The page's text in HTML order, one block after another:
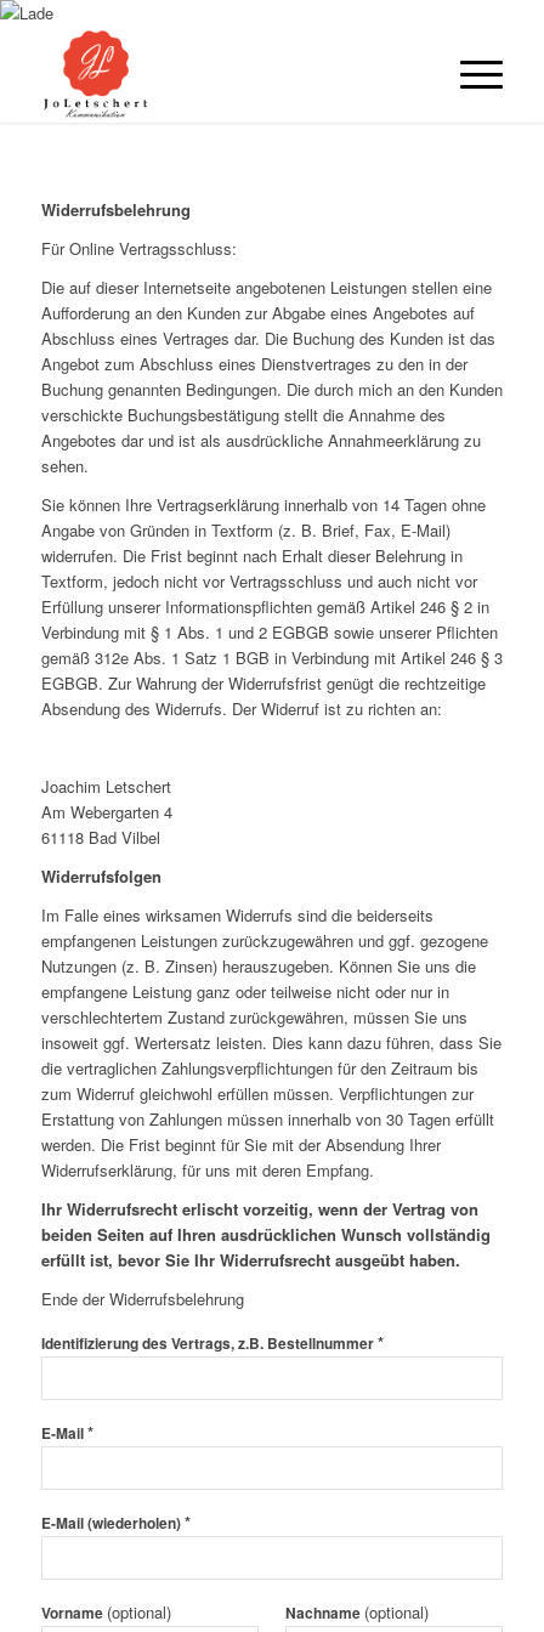
Widerrufsbelehrung
Für Online Vertragsschluss:
Die auf dieser Internetseite angebotenen Leistungen stellen eine
Aufforderung an den Kunden zur Abgabe eines Angebotes auf
Abschluss eines Vertrages dar. Die Buchung des Kunden ist das
Angebot zum Abschluss eines Dienstvertrages zu den in der
Buchung genannten Bedingungen. Die durch mich an den Kunden
verschickte Buchungsbestätigung stellt die Annahme des
Angebotes dar und ist als ausdrückliche Annahmeerklärung zu
sehen.
Sie können Ihre Vertragserklärung innerhalb von 14 Tagen ohne
Angabe von Gründen in Textform (z. B. Brief, Fax, E-Mail)
widerrufen. Die Frist beginnt nach Erhalt dieser Belehrung in
Textform, jedoch nicht vor Vertragsschluss und auch nicht vor
Erfüllung unserer Informationspflichten gemäß Artikel 246 § 2 in
Verbindung mit § 1 Abs. 1 und 2 EGBGB sowie unserer Pflichten
gemäß 312e Abs. 1 Satz 1 BGB in Verbindung mit Artikel 246 § 3
EGBGB. Zur Wahrung der Widerrufsfrist genügt die rechtzeitige
Absendung des Widerrufs. Der Widerruf ist zu richten an:
Joachim Letschert
Am Webergarten 4
61118 Bad Vilbel
Widerrufsfolgen
Im Falle eines wirksamen Widerrufs sind die beiderseits
empfangenen Leistungen zurückzugewähren und ggf. gezogene
Nutzungen (z. B. Zinsen) herauszugeben. Können Sie uns die
empfangene Leistung ganz oder teilweise nicht oder nur in
verschlechtertem Zustand zurückgewähren, müssen Sie uns
insoweit ggf. Wertersatz leisten. Dies kann dazu führen, dass Sie
die vertraglichen Zahlungsverpflichtungen für den Zeitraum bis
zum Widerruf gleichwohl erfüllen müssen. Verpflichtungen zur
Erstattung von Zahlungen müssen innerhalb von 30 Tagen erfüllt
werden. Die Frist beginnt für Sie mit der Absendung Ihrer
Widerrufserklärung, für uns mit deren Empfang.
Ihr Widerrufsrecht erlischt vorzeitig, wenn der Vertrag von
beiden Seiten auf Ihren ausdrücklichen Wunsch vollständig
erfüllt ist, bevor Sie Ihr Widerrufsrecht ausgeübt haben.
Ende der Widerrufsbelehrung
Identifizierung des Vertrags, z.B. Bestellnummer*
E-Mail*
E-Mail (wiederholen)*
Vorname (optional) Nachname (optional)